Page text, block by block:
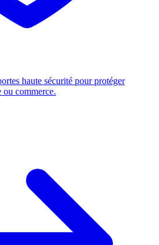
haute sécurité pour protéger
commerce.